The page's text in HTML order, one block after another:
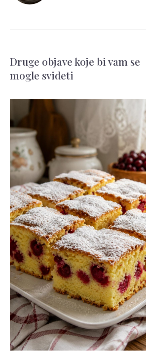
Druge objave koje bi vam se
mogle svideti